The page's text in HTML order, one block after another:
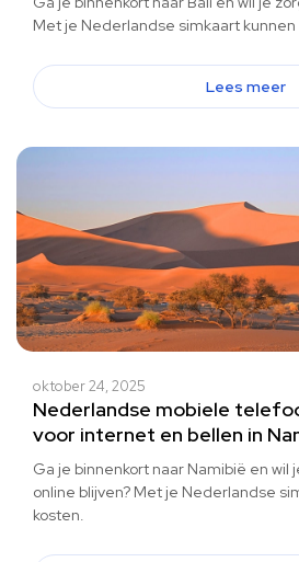
Met je Nederlandse simkaart
Lees meer
oktober 24, 2025
Nederlandse mobiele
voor internet en bellen in
Ga je binnenkort naar Namibië en wil
online blijven? Met je Nederlandse
kosten.